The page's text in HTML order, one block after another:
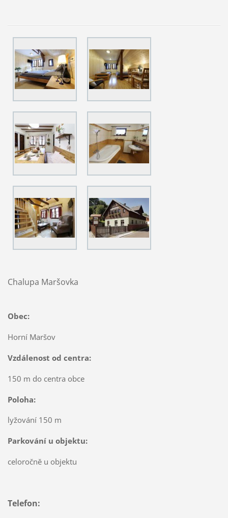
Chalupa Maršovka
Obec:
Horní Maršov
Vzdálenost od centra:
150 m do centra obce
Poloha:
lyžování 150 m
Parkování u objektu:
celoročně u objektu
Telefon: